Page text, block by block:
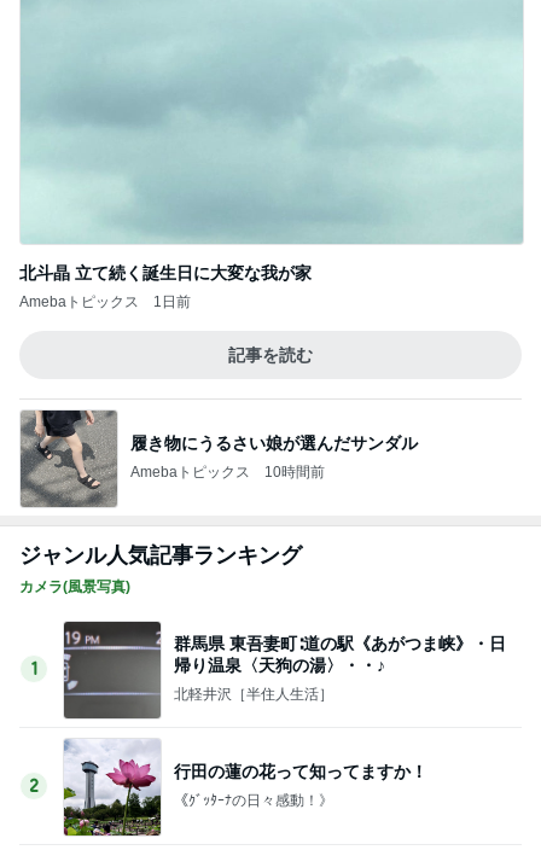
群馬県 東吾妻町∶道の駅《あがつま峡》・日
帰り温泉〈天狗の湯〉・・♪
北軽井沢［半住人生活］
2
《ｸﾞｯﾀｰﾅの日々感動！》
3
【銀座のママの人生相談】 京大・東大・ハー
バード編 天才たちの苦悩とは？頭が良すぎ
て悩む人
銀座のママブログ✨美肌で開運✨銀座ママが作った
4
元キャバ嬢みなさん自殺 誹謗中傷裁判で1億
勝ち取った銀座のママに相談殺到 誹謗中傷
は正義じゃない
銀座のママブログ✨美肌で開運✨銀座ママが作った